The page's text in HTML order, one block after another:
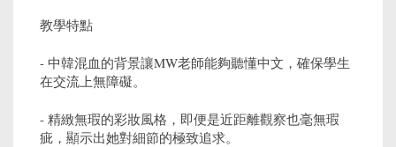
教學特點
- 中韓混血的背景讓MW老師能夠聽懂中文，確保學生
在交流上無障礙。
- 精緻無瑕的彩妝風格，即便是近距離觀察也毫無瑕
疵，顯示出她對細節的極致追求。